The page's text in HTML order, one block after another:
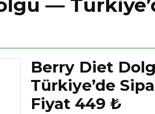
—
Berry Diet
Türkiye’de
Fiyat 449 ₺